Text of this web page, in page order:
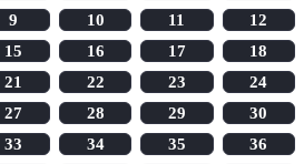
9 10 11
12
15 16 17
18
21 22 23
24
27 28 29
30
33 34 35
36